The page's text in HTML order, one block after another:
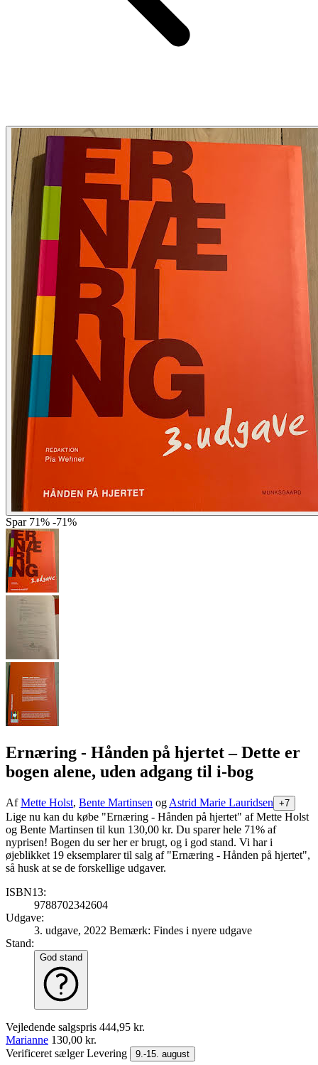
Spar 71% -71%
Ernæring - Hånden på hjertet– Dette er
bogen alene, uden adgang til i-bog
AfMette Holst, Bente Martinsen og Astrid Marie Lauridsen +7
Lige nu kan du købe "Ernæring - Hånden på hjertet" af Mette Holst
og Bente Martinsen til kun 130,00 kr. Du sparer hele 71% af
nyprisen! Bogen du ser her er brugt, og i god stand. Vi har i
øjeblikket 19 eksemplarer til salg af "Ernæring - Hånden på hjertet",
så husk at se de forskellige udgaver.
ISBN13:
9788702342604
Udgave:
3. udgave, 2022 Bemærk: Findes i nyere udgave
Stand:
God stand
Vejledende salgspris 444,95 kr.
Marianne 130,00 kr.
Verificeret sælgerLevering 9.-15. august